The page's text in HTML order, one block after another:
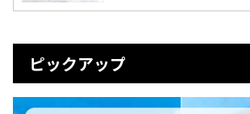
ピックアップ